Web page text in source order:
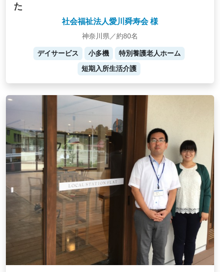
た
社会福祉法人愛川舜寿会 様
神奈川県／約80名
デイサービス 小多機
特別養護老人ホーム
短期入所生活介護